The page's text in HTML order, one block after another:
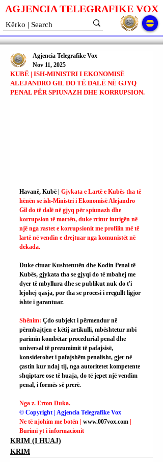
AGJENCIA TELEGRAFIKE VOX
KUBË | ISH-MINISTRI I EKONOMISË
ALEJANDRO GIL DO TË DALË NË GJYQ
PENAL PËR SPIUNAZH DHE KORRUPSION.
Agjencia Telegrafike Vox
Nov 11, 2025
Havanë, Kubë | Gjykata e Lartë e Kubës tha të
hënën se ish-Ministri i Ekonomisë Alejandro
Gil do të dalë në gjyq për spiunazh dhe
korrupsion të martën, duke rritur intrigën në
një nga rastet e korrupsionit me profilin më të
lartë në vendin e drejtuar nga komunistët në
dekada.
Duke cituar Kushtetutën dhe Kodin Penal të
Kubës, gjykata tha se gjyqi do të mbahej me
dyer të mbyllura dhe se publikut nuk do t'i
lejohej qasja, por tha se procesi i rregullt ligjor
ishte i garantuar.
Shënim: Çdo subjekt i përmendur në
përmbajtjen e këtij artikulli, mbështetur mbi
parimin kombëtar procedurial penal dhe
universal të prezumimit të pafajsisë,
konsiderohet i pafajshëm penalisht, gjer në
çastin kur ndaj tij, nga autoritetet kompetente
shqiptare ose të huaja, do të jepet një vendim
penal, i formës së prerë.
Nga z. Erton Duka.
© Copyright | Agjencia Telegrafike Vox
Ne të njohim me botën | www.007vox.com |
Burimi yt i informacionit
KRIM (I HUAJ)
KRIM